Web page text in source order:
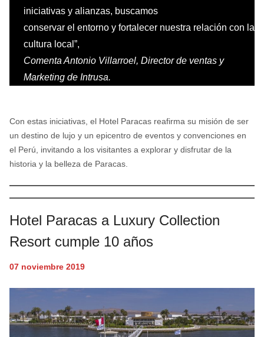
iniciativas y alianzas, buscamos
conservar el entorno y fortalecer nuestra relación con la
cultura local”,
Comenta Antonio Villarroel, Director de ventas y
Marketing de Intrusa.
Con estas iniciativas, el Hotel Paracas reafirma su misión de ser
un destino de lujo y un epicentro de eventos y convenciones en
el Perú, invitando a los visitantes a explorar y disfrutar de la
historia y la belleza de Paracas.
Hotel Paracas a Luxury Collection
Resort cumple 10 años
07 noviembre 2019